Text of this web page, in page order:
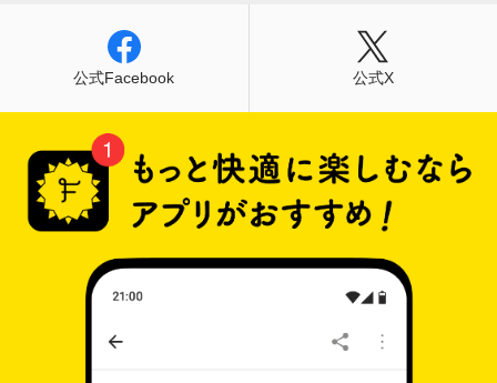
公式Facebook 公式X